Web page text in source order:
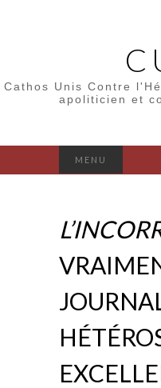
Cathos Unis Contre
apoliticien et
MENU